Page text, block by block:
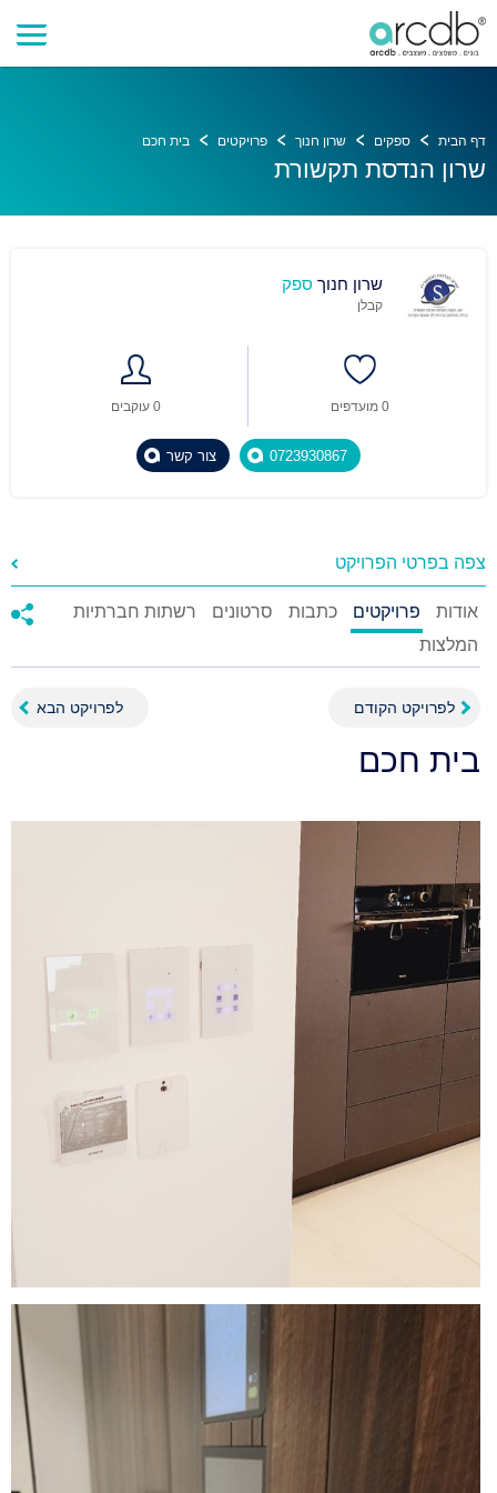
דף הבית ספקים שרון חנוך פרויקטים בית חכם
שרון הנדסת תקשורת
שרון חנוך ספק
קבלן
0 עוקבים 0 מועדפים
צור קשר 0723930867
צפה בפרטי הפרויקט
אודות פרויקטים כתבות סרטונים
רשתות חברתיות
המלצות
לפרויקט הקודם לפרויקט הבא
בית חכם